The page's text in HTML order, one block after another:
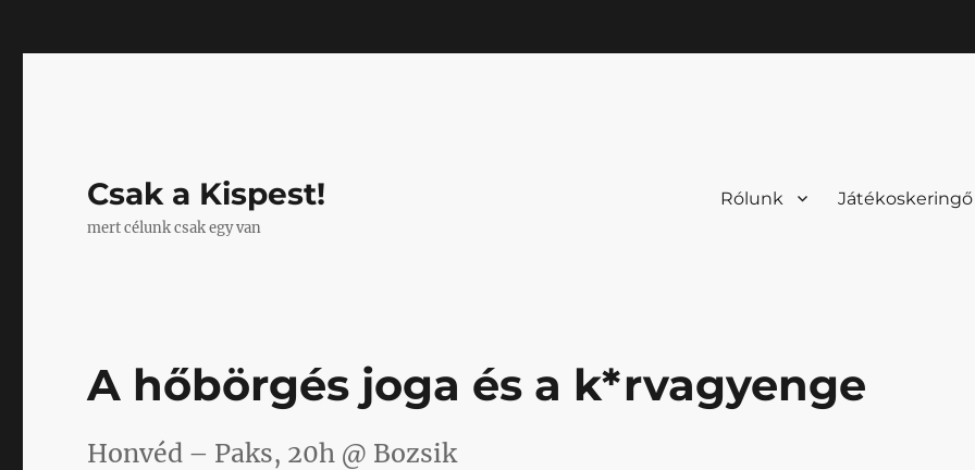
Csak a Kispest!
mert célunk csak egy van
Rólunk Játékoskeringő
A hőbörgés joga és a k*rvagyenge
Honvéd – Paks, 20h @ Bozsik